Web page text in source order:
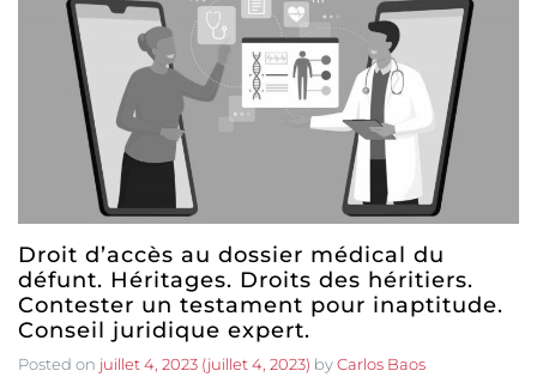
Droit d’accès au dossier médical du
défunt. Héritages. Droits des héritiers.
Contester un testament pour inaptitude.
Conseil juridique expert.
Posted on juillet 4, 2023 (juillet 4, 2023) byCarlos Baos